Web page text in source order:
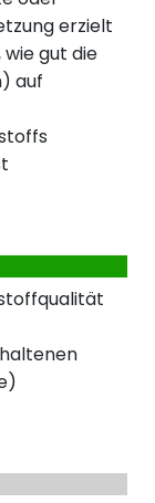
erzielt
wie gut die
auf